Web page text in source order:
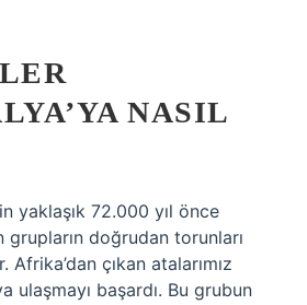
NASIL
yaklaşık 72.000 yıl önce
grupların doğrudan torunları
Afrika’dan çıkan atalarımız
ulaşmayı başardı. Bu grubun